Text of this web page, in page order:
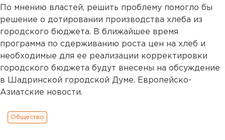
По мнению властей, решить проблему помогло бы
решение о дотировании производства хлеба из
городского бюджета. В ближайшее время
программа по сдерживанию роста цен на хлеб и
необходимые для ее реализации корректировки
городского бюджета будут внесены на обсуждение
в Шадринской городской Думе. Европейско-
Азиатские новости.
Общество